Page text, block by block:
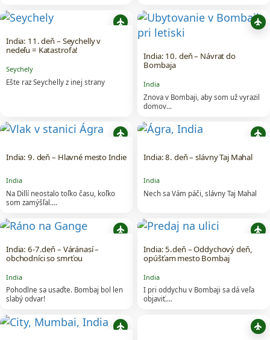
flight
India: 11. deň – Seychelly v
nedeľu = Katastrofa!
Seychely
Ešte raz Seychelly z inej strany
flight
India: 10. deň – Návrat do
Bombaja
India
Znova v Bombaji, aby som už vyrazil
domov...
flight
India: 9. deň – Hlavné mesto Indie
India
Na Dillí neostalo toľko času, koľko
som zamýšľal....
flight
India: 8. deň – slávny Taj Mahal
India
Nech sa Vám páči, slávny Taj Mahal
flight
India: 6-7.deň – Váránasí –
obchodníci so smrťou
India
Pohodlne sa usaďte. Bombaj bol len
slabý odvar!
flight
India: 5.deň – Oddychový deň,
opúšťam mesto Bombaj
India
I pri oddychu v Bombaji sa dá veľa
objaviť....
flight flight